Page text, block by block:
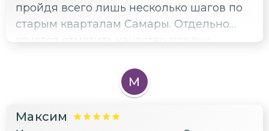
пройдя всего лишь несколько шагов по
старым кварталам Самары. Отдельно
понятно, увлекательно и без лишней
М
Максим